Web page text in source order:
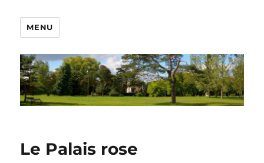
MENU
Le Palais rose